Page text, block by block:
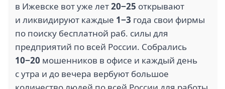
в Ижевске вот уже лет20−25 открывают
и ликвидируют каждые 1−3 года свои фирмы
по поиску бесплатной раб. силы для
предприятий по всей России. Собрались
10−20 мошенников в офисе и каждый день
с утра и до вечера вербуют большое